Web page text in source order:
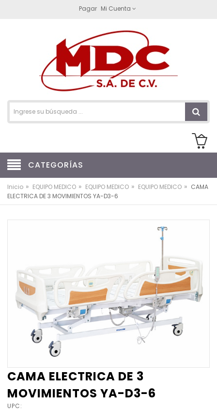
Pagar Mi Cuenta
CATEGORÍAS
Inicio » EQUIPO MEDICO » EQUIPO MEDICO » EQUIPO MEDICO » CAMA
ELECTRICA DE 3 MOVIMIENTOS YA-D3-6
CAMA ELECTRICA DE 3
MOVIMIENTOS YA-D3-6
UPC: